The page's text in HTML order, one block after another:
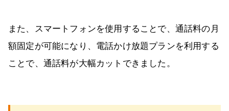
また、スマートフォンを使用することで、通話料の月
額固定が可能になり、電話かけ放題プランを利用する
ことで、通話料が大幅カットできました。